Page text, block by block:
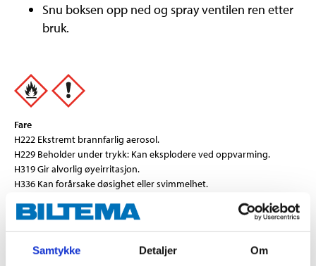
Samtykke Detaljer Om
Snu boksen opp ned og spray ventilen ren etter
bruk.
Fare
H222 Ekstremt brannfarlig aerosol.
H229 Beholder under trykk: Kan eksplodere ved oppvarming.
H319 Gir alvorlig øyeirritasjon.
H336 Kan forårsake døsighet eller svimmelhet.
Teknisk spesifikasjon
Volum 400 ml